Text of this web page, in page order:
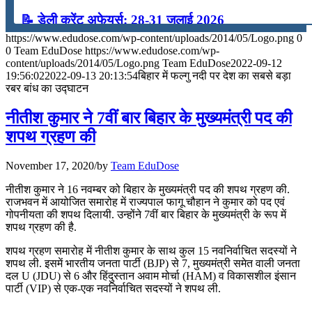
📝 डेली करेंट अफेयर्स: 28-31 जुलाई 2026
July 28, 2026
📝 डेली करेंट अफेयर्स: 25-27 जुलाई 2026
📝 डेली करेंट अफेयर्स: 22-24 जुलाई 2026
📝 डेली करेंट अफेयर्स: 19-21 जुलाई 2026
July 19, 2026
📝 डेली करेंट अफेयर्स: 16-18 जुलाई 2026
July 16, 2026
📝 डेली करेंट अफेयर्स: 13-15 जुलाई 2026
https://www.edudose.com/wp-content/uploads/2014/05/Logo.png 0
0 Team EduDose https://www.edudose.com/wp-
content/uploads/2014/05/Logo.png Team EduDose2022-09-12
19:56:022022-09-13 20:13:54बिहार में फल्गु नदी पर देश का सबसे बड़ा
रबर बांध का उद्घाटन
नीतीश कुमार ने 7वीं बार बिहार के मुख्यमंत्री पद की
शपथ ग्रहण की
November 17, 2020/by Team EduDose
नीतीश कुमार ने 16 नवम्बर को बिहार के मुख्यमंत्री पद की शपथ ग्रहण की.
राजभवन में आयोजित समारोह में राज्यपाल फागू चौहान ने कुमार को पद एवं
गोपनीयता की शपथ दिलायी. उन्होंने 7वीं बार बिहार के मुख्यमंत्री के रूप में
शपथ ग्रहण की है.
शपथ ग्रहण समारोह में नीतीश कुमार के साथ कुल 15 नवनिर्वाचित सदस्यों ने
शपथ ली. इसमें भारतीय जनता पार्टी (BJP) से 7, मुख्यमंत्री समेत वाली जनता
दल U (JDU) से 6 और हिंदुस्तान अवाम मोर्चा (HAM) व विकासशील इंसान
पार्टी (VIP) से एक-एक नवनिर्वाचित सदस्यों ने शपथ ली.